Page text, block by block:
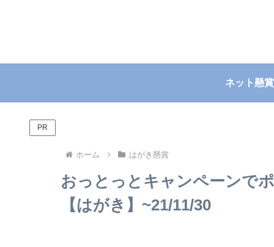
ネット懸賞
PR
ホーム はがき懸賞
おっとっとキャンペーンで
【はがき】~21/11/30